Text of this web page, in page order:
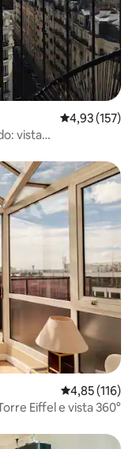
Classificação
4,93 (157)
vista
Classificação
4,85 (116)
Eiffel e vista 360°